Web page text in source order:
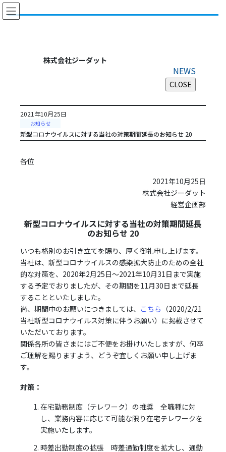
コ
ン
ナ
ビ
株式会社ジーダット
NEWS
2021年10月25日
お知らせ
新型コロナウイルスに対する当社の対策期間延長のお知らせ 20
各位
2021年10月25日
株式会社ジーダット
経営企画部
新型コロナウイルスに対する当社の対策期間延長
のお知らせ 20
いつも格別のお引き立てを賜り、厚く御礼申し上げます。
当社は、新型コロナウイルスの感染拡大防止のための全社
的な対策を、2020年2月25日～2021年10月31日まで実施
する予定でおりましたが、その期間を11月30日まで延長
することといたしました。
尚、期間中のお願いにつきましては、 こちら （2020/2/21
当社新型コロナウイルス対策に伴うお願い）に掲載させて
いただいております。
関係各所の皆さまにはご不便をお掛けいたしますが、何卒
ご理解を賜りますよう、どうぞ宜しくお願い申し上げま
す。
対策：
在宅勤務制度（テレワーク）の推奨 全職種に対
し、業務内容に応じて可能な限り在宅テレワークを
実施いたします。
時差出勤制度の拡張 時差通勤制度を拡大し、通勤